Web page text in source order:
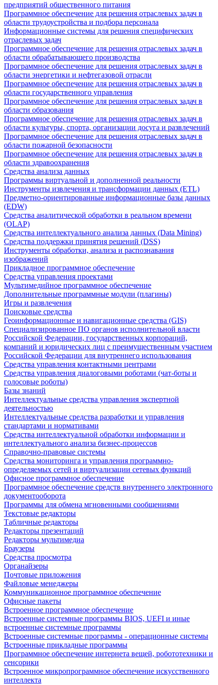
предприятий общественного питания
Программное обеспечение для решения отраслевых задач в
области трудоустройства и подбора персонала
Информационные системы для решения специфических
отраслевых задач
Программное обеспечение для решения отраслевых задач в
области обрабатывающего производства
Программное обеспечение для решения отраслевых задач в
области энергетики и нефтегазовой отрасли
Программное обеспечение для решения отраслевых задач в
области государственного управления
Программное обеспечение для решения отраслевых задач в
области образования
Программное обеспечение для решения отраслевых задач в
области культуры, спорта, организации досуга и развлечений
Программное обеспечение для решения отраслевых задач в
области пожарной безопасности
Программное обеспечение для решения отраслевых задач в
области здравоохранения
Средства анализа данных
Программы виртуальной и дополненной реальности
Инструменты извлечения и трансформации данных (ETL)
Предметно-ориентированные информационные базы данных
(EDW)
Средства аналитической обработки в реальном времени
(OLAP)
Средства интеллектуального анализа данных (Data Mining)
Средства поддержки принятия решений (DSS)
Инструменты обработки, анализа и распознавания
изображений
Прикладное программное обеспечение
Средства управления проектами
Мультимедийное программное обеспечение
Дополнительные программные модули (плагины)
Игры и развлечения
Поисковые средства
Геоинформационные и навигационные средства (GIS)
Специализированное ПО органов исполнительной власти
Российской Федерации, государственных корпораций,
компаний и юридических лиц с преимущественным участием
Российской Федерации для внутреннего использования
Средства управления контактными центрами
Средства управления диалоговыми роботами (чат-боты и
голосовые роботы)
Базы знаний
Интеллектуальные средства управления экспертной
деятельностью
Интеллектуальные средства разработки и управления
стандартами и нормативами
Средства интеллектуальной обработки информации и
интеллектуального анализа бизнес-процессов
Справочно-правовые системы
Средства мониторинга и управления программно-
определяемых сетей и виртуализации сетевых функций
Офисное программное обеспечение
Программное обеспечение средств внутреннего электронного
документооборота
Программы для обмена мгновенными сообщениями
Текстовые редакторы
Табличные редакторы
Редакторы презентаций
Редакторы мультимедиа
Браузеры
Средства просмотра
Органайзеры
Почтовые приложения
Файловые менеджеры
Коммуникационное программное обеспечение
Офисные пакеты
Встроенное программное обеспечение
Встроенные системные программы BIOS, UEFI и иные
встроенные системные программы
Встроенные системные программы - операционные системы
Встроенные прикладные программы
Программное обеспечение интернета вещей, робототехники и
сенсорики
Встроенное микропрограммное обеспечение искусственного
интеллекта